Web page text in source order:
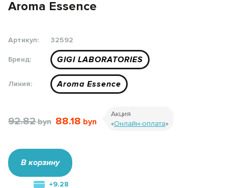
Aroma Essence
Артикул: 32592
Бренд: GIGI LABORATORIES
Линия: Aroma Essence
92.82 88.18
Акция
«Онлайн-оплата»
В корзину
+9.28